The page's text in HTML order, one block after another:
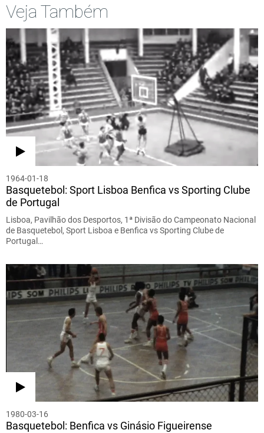
Veja Também
1964-01-18
Basquetebol: Sport Lisboa Benfica vs Sporting Clube
de Portugal
Lisboa, Pavilhão dos Desportos, 1ª Divisão do Campeonato Nacional
de Basquetebol, Sport Lisboa e Benfica vs Sporting Clube de
Portugal…
1980-03-16
Basquetebol: Benfica vs Ginásio Figueirense